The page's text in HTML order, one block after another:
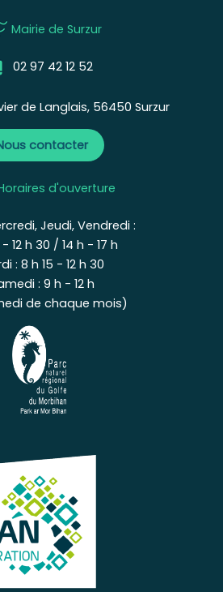
Mairie de Surzur
02 97 42 12 52
de Langlais, 56450 Surzur
contacter
d'ouverture
Jeudi, Vendredi :
12 h 30 / 14 h - 17 h
: 8 h 15 - 12 h 30
: 9 h - 12 h
de chaque mois)